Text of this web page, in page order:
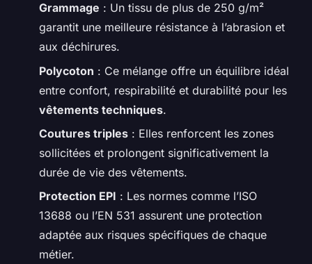
Grammage : Un tissu de plus de 250 g/m²
garantit une meilleure résistance à l’abrasion et
aux déchirures.
Polycoton : Ce mélange offre un équilibre idéal
entre confort, respirabilité et durabilité pour les
vêtements techniques.
Coutures triples : Elles renforcent les zones
sollicitées et prolongent significativement la
durée de vie des vêtements.
Protection EPI : Les normes comme l’ISO
13688 ou l’EN 531 assurent une protection
adaptée aux risques spécifiques de chaque
métier.